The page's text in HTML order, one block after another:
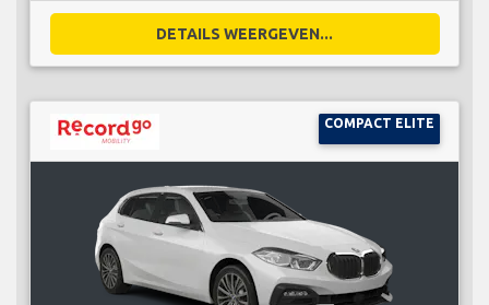
DETAILS WEERGEVEN...
COMPACT ELITE